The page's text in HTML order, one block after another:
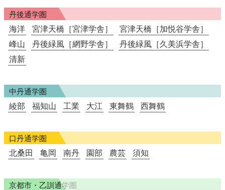
丹後通学圏
海洋
宮津天橋［宮津学舎］
宮津天橋［加悦谷学舎］
峰山
丹後緑風［網野学舎］
丹後緑風［久美浜学舎］
清新
中丹通学圏
綾部
福知山 工業 大江 東舞鶴 西舞鶴
口丹通学圏
北桑田
亀岡 南丹 園部 農芸 須知
京都市・乙訓通学圏